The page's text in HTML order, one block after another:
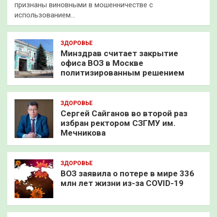
признаны виновными в мошенничестве с
использованием…
ЗДОРОВЬЕ
Минздрав считает закрытие
офиса ВОЗ в Москве
политизированным решением
ЗДОРОВЬЕ
Сергей Сайганов во второй раз
избран ректором СЗГМУ им.
Мечникова
ЗДОРОВЬЕ
ВОЗ заявила о потере в мире 336
млн лет жизни из-за COVID-19